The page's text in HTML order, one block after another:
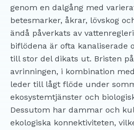
genom en dalgång med
betesmarker, åkrar, lövskog
ändå påverkats av
biflödena är ofta kanaliserade
till stor del dikats ut. Bristen
avrinningen, i kombination
leder till lågt flöde under
ekosystemtjänster och
Dessutom har dammar och
ekologiska konnektiviteten,